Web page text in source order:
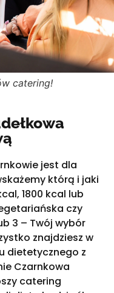
catering!
jest dla
którą i jaki
1800 kcal lub
czy
3 – Twój wybór
znajdziesz w
dietetycznego z
Czarnkowa
catering